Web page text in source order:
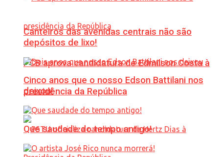
PCB aprova candidatura de Edmilson Costa à
presidência da República
Canteiros das avenidas centrais não são
depósitos de lixo!
Cinco anos que o nosso Edson Battilani nos
deixou!
Que saudade do tempo antigo!